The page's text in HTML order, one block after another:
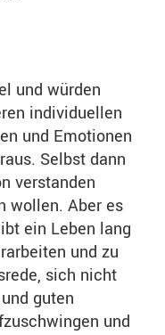
und würden
individuellen
und Emotionen
Selbst dann
verstanden
wollen. Aber es
ein Leben lang
und zu
sich nicht
guten
und